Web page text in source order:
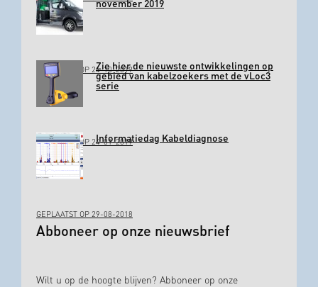
november 2019
GEPLAATST OP 24-10-2019Zie hier de nieuwste ontwikkelingen op
gebied van kabelzoekers met de vLoc3
serie
GEPLAATST OP 24-01-2019Informatiedag Kabeldiagnose
GEPLAATST OP 29-08-2018
Abboneer op onze nieuwsbrief
Wilt u op de hoogte blijven? Abboneer op onze